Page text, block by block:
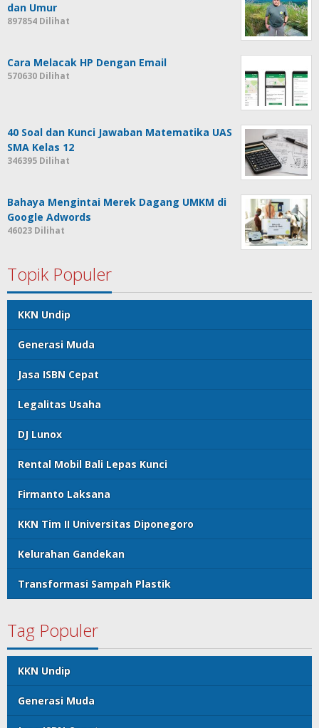
dan Umur
897854 Dilihat
Cara Melacak HP Dengan Email
570630 Dilihat
40 Soal dan Kunci Jawaban Matematika UAS
SMA Kelas 12
346395 Dilihat
Bahaya Mengintai Merek Dagang UMKM di
Google Adwords
46023 Dilihat
Topik Populer
KKN Undip
Generasi Muda
Jasa ISBN Cepat
Legalitas Usaha
DJ Lunox
Rental Mobil Bali Lepas Kunci
Firmanto Laksana
KKN Tim II Universitas Diponegoro
Kelurahan Gandekan
Transformasi Sampah Plastik
Tag Populer
KKN Undip
Generasi Muda